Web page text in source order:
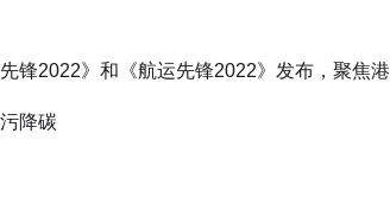
锋2022》和《航运先锋2022》发布，聚焦港
降碳